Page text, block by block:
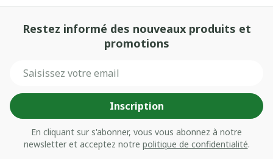
Restez informé des nouveaux produits et
promotions
Inscription
En cliquant sur s'abonner, vous vous abonnez à notre
newsletter et acceptez notre politique de confidentialité.